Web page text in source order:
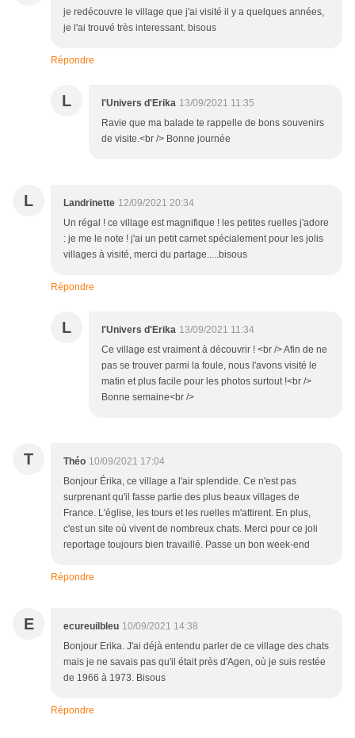
je redécouvre le village que j'ai visité il y a quelques années,
je l'ai trouvé très interessant. bisous
Répondre
L l'Univers d'Erika 13/09/2021 11:35
Ravie que ma balade te rappelle de bons souvenirs
de visite.<br /> Bonne journée
L Landrinette 12/09/2021 20:34
Un régal ! ce village est magnifique ! les petites ruelles j'adore
: je me le note ! j'ai un petit carnet spécialement pour les jolis
villages à visité, merci du partage.....bisous
Répondre
L l'Univers d'Erika 13/09/2021 11:34
Ce village est vraiment à découvrir ! <br /> Afin de ne
pas se trouver parmi la foule, nous l'avons visité le
matin et plus facile pour les photos surtout !<br />
Bonne semaine<br />
T Théo 10/09/2021 17:04
Bonjour Érika, ce village a l'air splendide. Ce n'est pas
surprenant qu'il fasse partie des plus beaux villages de
France. L'église, les tours et les ruelles m'attirent. En plus,
c'est un site où vivent de nombreux chats. Merci pour ce joli
reportage toujours bien travaillé. Passe un bon week-end
Répondre
E ecureuilbleu 10/09/2021 14:38
Bonjour Erika. J'ai déjà entendu parler de ce village des chats
mais je ne savais pas qu'il était près d'Agen, où je suis restée
de 1966 à 1973. Bisous
Répondre